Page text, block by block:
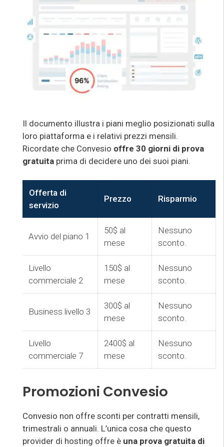
Il documento illustra i piani meglio posizionati sulla
loro piattaforma e i relativi prezzi mensili.
Ricordate che Convesio offre 30 giorni di prova
gratuita prima di decidere uno dei suoi piani.
Offerta di
servizio
Prezzo Risparmio
Avvio del piano 1
50$ al
mese
Nessuno
sconto.
Livello
commerciale 2
150$ al
mese
Nessuno
sconto.
Business livello 3
300$ al
mese
Nessuno
sconto.
Livello
commerciale 7
2400$ al
mese
Nessuno
sconto.
Promozioni Convesio
Convesio non offre sconti per contratti mensili,
trimestrali o annuali. L’unica cosa che questo
provider di hosting offre è una prova gratuita di